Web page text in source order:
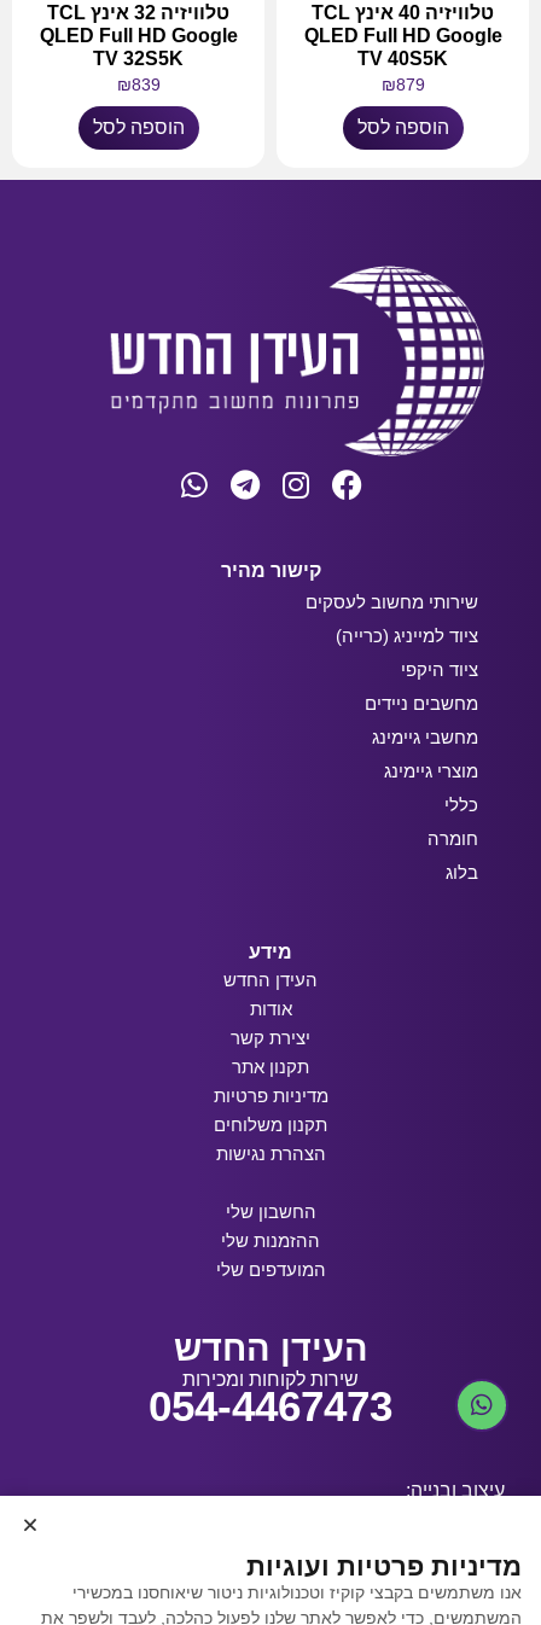
טלוויזיה 40 אינץ TCL
QLED Full HD Google
TV 40S5K
₪879
הוספה לסל
טלוויזיה 32 אינץ TCL
QLED Full HD Google
TV 32S5K
₪839
הוספה לסל
קישור מהיר
שירותי מחשוב לעסקים
ציוד למייניג (כרייה)
ציוד היקפי
מחשבים ניידים
מחשבי גיימינג
מוצרי גיימינג
כללי
חומרה
בלוג
מידע
העידן החדש
אודות
יצירת קשר
תקנון אתר
מדיניות פרטיות
תקנון משלוחים
הצהרת נגישות
החשבון שלי
ההזמנות שלי
המועדפים שלי
העידן החדש
שירות לקוחות ומכירות
054-4467473
עיצוב ובנייה:
קידום אתרים באמצעות
מדיניות פרטיות ועוגיות
אנו משתמשים בקבצי קוקיז וטכנולוגיות ניטור שיאוחסנו במכשירי
המשתמשים, כדי לאפשר לאתר שלנו לפעול כהלכה, לעבד ולשפר את